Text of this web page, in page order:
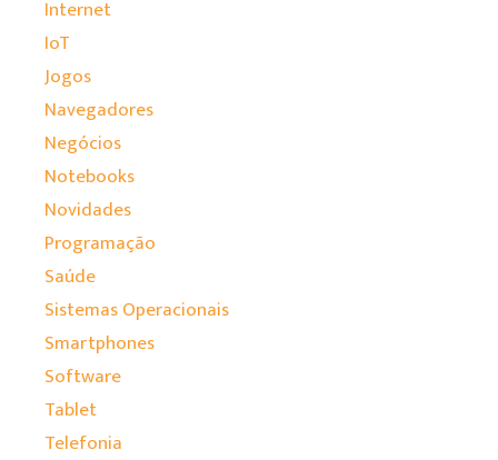
Internet
IoT
Jogos
Navegadores
Negócios
Notebooks
Novidades
Programação
Saúde
Sistemas Operacionais
Smartphones
Software
Tablet
Telefonia